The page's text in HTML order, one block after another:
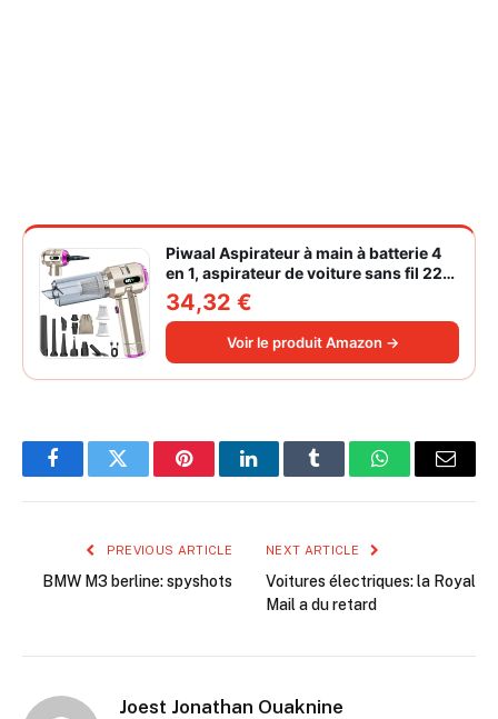
Piwaal Aspirateur à main à batterie 4
en 1, aspirateur de voiture sans fil 22
000 Pa avec moteur sans balais,
souffleur électrique à air comprimé
220 000 tr/min 3 vitesses pour poils
d'animaux
34,32 €
Voir le produit Amazon →
FacebookTwitter PinterestLinkedInTumblr WhatsAppEmail
PREVIOUS ARTICLE
BMW M3 berline: spyshots
NEXT ARTICLE
Voitures électriques: la Royal
Mail a du retard
Joest Jonathan Ouaknine